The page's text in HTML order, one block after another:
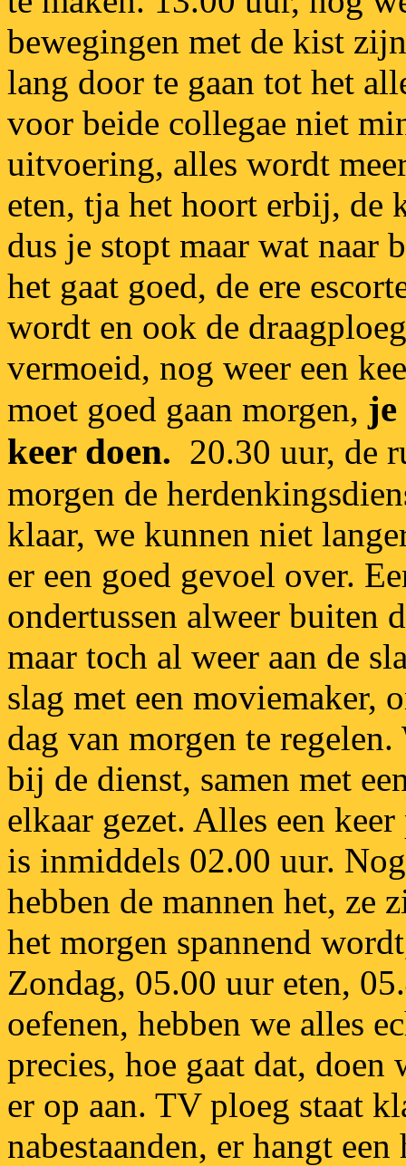
bewegingen met de kist
lang door te gaan tot het
voor beide collegae niet
uitvoering, alles wordt
eten, tja het hoort erbij, de
dus je stopt maar wat naar
het gaat goed, de ere
wordt en ook de
vermoeid, nog weer een
moet goed gaan morgen, je
keer doen. 20.30 uur, de
morgen de
klaar, we kunnen niet
er een goed gevoel over.
ondertussen alweer buiten
maar toch al weer aan de
slag met een moviemaker,
dag van morgen te
bij de dienst, samen met
elkaar gezet. Alles een
is inmiddels 02.00 uur.
hebben de mannen het, ze
het morgen spannend
Zondag, 05.00 uur eten,
oefenen, hebben we alles
precies, hoe gaat dat,
er op aan. TV ploeg staat
nabestaanden, er hangt